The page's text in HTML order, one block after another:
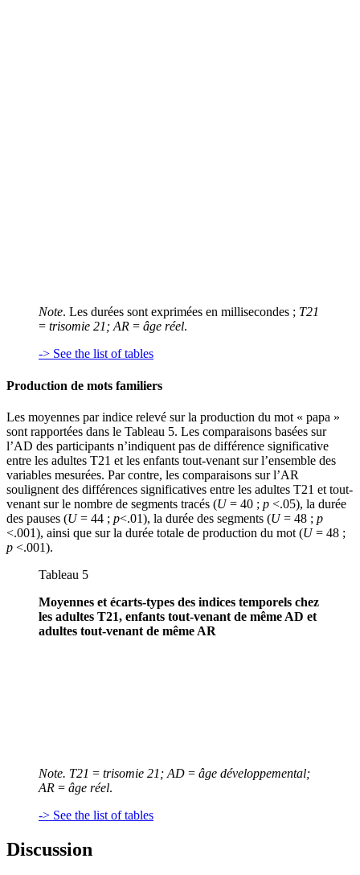
Note. Les durées sont exprimées en millisecondes ; T21
= trisomie 21; AR = âge réel.
-> See the list of tables
Production de mots familiers
Les moyennes par indice relevé sur la production du mot « papa »
sont rapportées dans le Tableau 5. Les comparaisons basées sur
l’AD des participants n’indiquent pas de différence significative
entre les adultes T21 et les enfants tout-venant sur l’ensemble des
variables mesurées. Par contre, les comparaisons sur l’AR
soulignent des différences significatives entre les adultes T21 et tout-
venant sur le nombre de segments tracés (U= 40 ; p <.05), la durée
des pauses (U= 44 ; p<.01), la durée des segments (U= 48 ; p
<.001), ainsi que sur la durée totale de production du mot (U= 48 ;
p <.001).
Tableau 5
Moyennes et écarts-types des indices temporels chez
les adultes T21, enfants tout-venant de même AD et
adultes tout-venant de même AR
Note. T21 = trisomie 21; AD = âge développemental;
AR = âge réel.
-> See the list of tables
Discussion